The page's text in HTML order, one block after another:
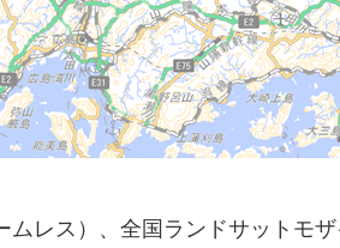
ムレス）、全国ランドサットモ